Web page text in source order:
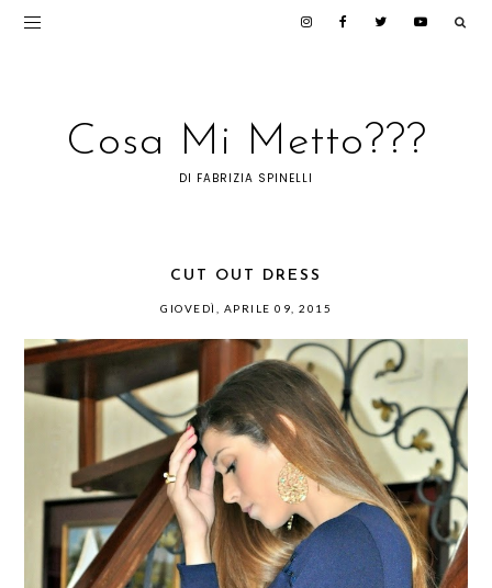
Cosa Mi Metto???
DI FABRIZIA SPINELLI
CUT OUT DRESS
GIOVEDÌ, APRILE 09, 2015